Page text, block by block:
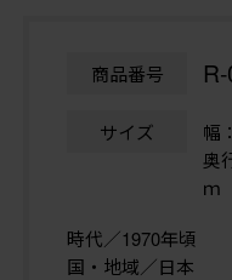
商品番号
サイズ
幅
奥
ｍ
時代／1970年頃
国・地域／日本